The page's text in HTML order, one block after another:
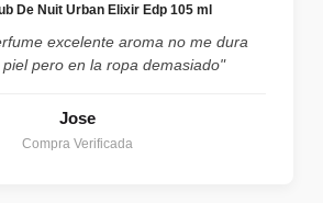
De Nuit Urban Elixir Edp 105 ml
excelente aroma no me dura
pero en la ropa demasiado"
Jose
Compra Verificada